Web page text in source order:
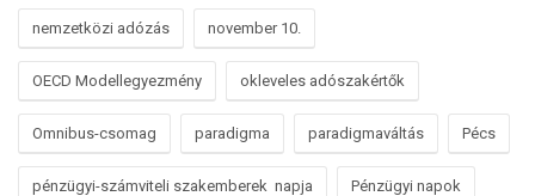
nemzetközi adózás november 10.
OECD Modellegyezmény okleveles adószakértők
Omnibus-csomag paradigma paradigmaváltás Pécs
pénzügyi-számviteli szakemberek napja Pénzügyi napok